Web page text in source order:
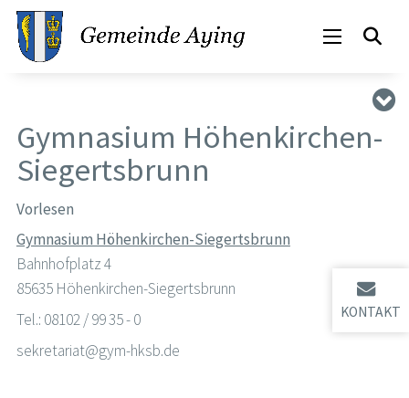
KONTAKT
Gymnasium Höhenkirchen-
Siegertsbrunn
Vorlesen
Gymnasium Höhenkirchen-Siegertsbrunn
Bahnhofplatz 4
85635 Höhenkirchen-Siegertsbrunn
Tel.: 08102 / 99 35 - 0
sekretariat@gym-hksb.de